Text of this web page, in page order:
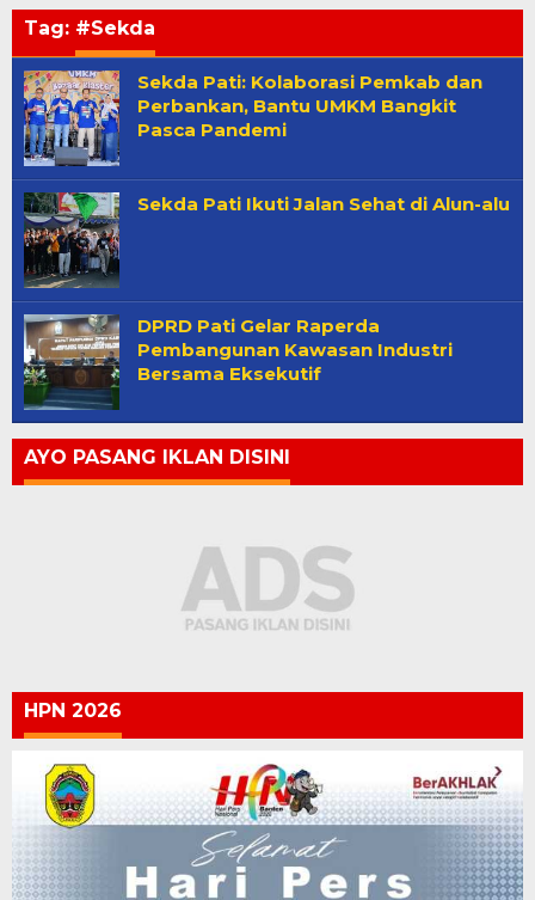
Tag: #Sekda
Sekda Pati: Kolaborasi Pemkab dan
Perbankan, Bantu UMKM Bangkit
Pasca Pandemi
Sekda Pati Ikuti Jalan Sehat di Alun-alu
DPRD Pati Gelar Raperda
Pembangunan Kawasan Industri
Bersama Eksekutif
AYO PASANG IKLAN DISINI
HPN 2026